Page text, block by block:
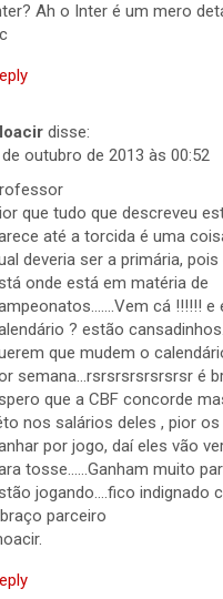
Ah o Inter é um mero
disse:
de outubro de 2013 às 00:52
que tudo que descreveu
até a torcida é uma
deveria ser a primária,
onde está em matéria de
cá !!!!!! e
? estão
que mudem o
semana…rsrsrsrsrsrsrsr é
que a CBF concorde
nos salários deles , pior
por jogo, daí eles vão
tosse……Ganham muito
jogando….fico indignado
parceiro